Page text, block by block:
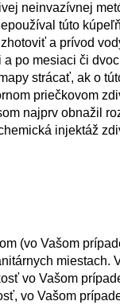
neinvazívnej
túto
a prívod
po mesiaci či
strácať, ak o
priečkovom
najprv obnažil
injektáž
(vo Vašom
vo Vašom
vo Vašom